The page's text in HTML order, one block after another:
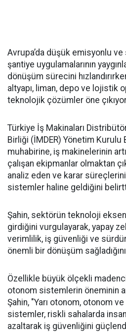
Avrupa’da düşük emisyonlu ve
şantiye uygulamalarının
dönüşüm sürecini
altyapı, liman, depo ve lojistik
teknolojik çözümler öne
Türkiye İş Makinaları
Birliği (İMDER) Yönetim Kurulu
muhabirine, iş makinelerinin
çalışan ekipmanlar olmaktan
analiz eden ve karar
sistemler haline geldiğini
Şahin, sektörün teknoloji
girdiğini vurgulayarak, yapay
verimlilik, iş güvenliği ve
önemli bir dönüşüm
Özellikle büyük ölçekli
otonom sistemlerin öneminin
Şahin, "Yarı otonom, otonom
sistemler, riskli sahalarda
azaltarak iş güvenliğini